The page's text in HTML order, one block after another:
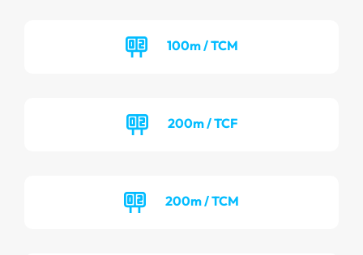
100m / TCM
200m / TCF
200m / TCM